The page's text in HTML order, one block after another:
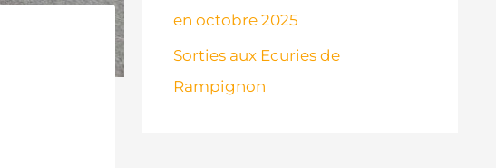
en octobre 2025
Sorties aux Ecuries de
Rampignon